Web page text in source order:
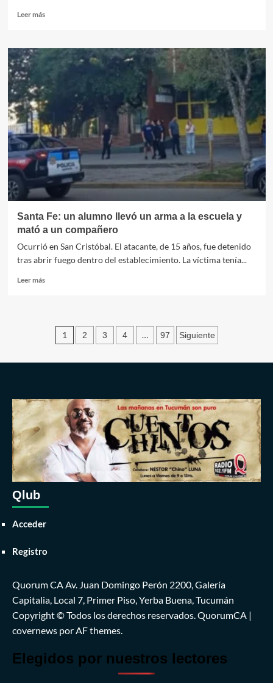
Leer másLeer
La
Justicia
laboral
frena
la
reforma:
a
favor
de
la
CGT
Santa Fe: un alumno llevó un arma a la escuela y
mató a un compañero
Ocurrió en San Cristóbal. El atacante, de 15 años, fue detenido
tras abrir fuego dentro del establecimiento. La víctima tenía...
Leer másLeer
la
escuela
y
mató
a
un
compañero
Paginación
1 2 3 4 … 97 Siguiente
Qlub
Acceder
Registro
Quorum CA Av. Juan Domingo Perón 2200, Galería
Capitalia, Local 7, Primer Piso, Yerba Buena, Tucumán
Copyright © Todos los derechos reservados. QuorumCA |
covernews por AF themes.
Elegidos por nuestros lectores